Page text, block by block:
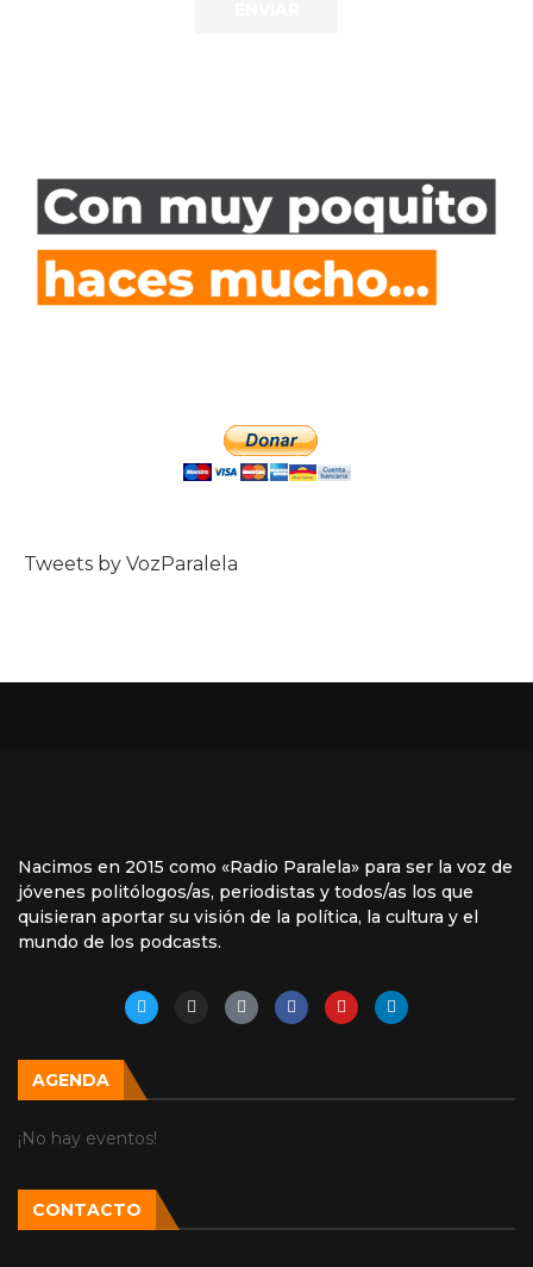
Tweets by VozParalela
Nacimos en 2015 como «Radio Paralela» para ser la voz de
jóvenes politólogos/as, periodistas y todos/as los que
quisieran aportar su visión de la política, la cultura y el
mundo de los podcasts.
AGENDA
¡No hay eventos!
CONTACTO